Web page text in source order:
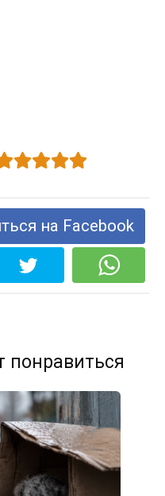
на Facebook
понравиться